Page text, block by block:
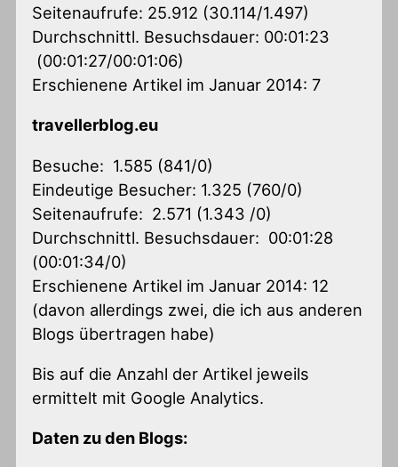
Seitenaufrufe: 25.912 (30.114/1.497)
Durchschnittl. Besuchsdauer: 00:01:23
(00:01:27/00:01:06)
Erschienene Artikel im Januar 2014: 7
travellerblog.eu
Besuche: 1.585 (841/0)
Eindeutige Besucher: 1.325 (760/0)
Seitenaufrufe: 2.571 (1.343 /0)
Durchschnittl. Besuchsdauer: 00:01:28
(00:01:34/0)
Erschienene Artikel im Januar 2014: 12
(davon allerdings zwei, die ich aus anderen
Blogs übertragen habe)
Bis auf die Anzahl der Artikel jeweils
ermittelt mit Google Analytics.
Daten zu den Blogs: